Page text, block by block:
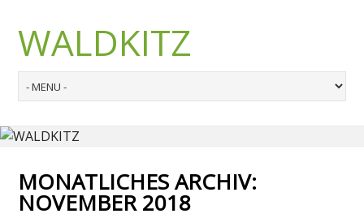
WALDKITZ
MONATLICHES ARCHIV:
NOVEMBER 2018